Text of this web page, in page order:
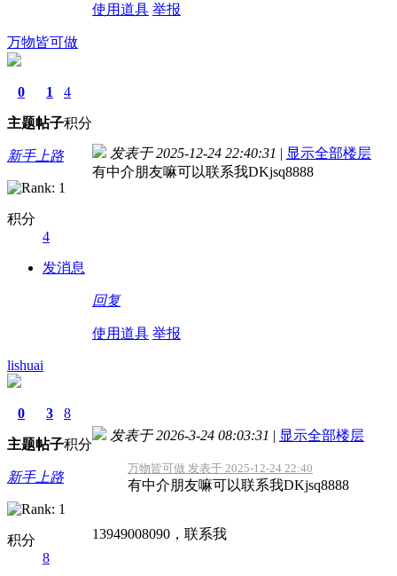
使用道具 举报
万物皆可做
0
主题
1
帖子
4
积分
新手上路
积分
4
发消息
发表于 2025-12-24 22:40:31 | 显示全部楼层
有中介朋友嘛可以联系我DKjsq8888
回复
使用道具 举报
lishuai
0
主题
3
帖子
8
积分
新手上路
积分
8
发表于 2026-3-24 08:03:31 | 显示全部楼层
万物皆可做 发表于 2025-12-24 22:40
有中介朋友嘛可以联系我DKjsq8888
13949008090，联系我